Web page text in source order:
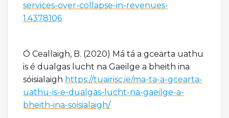
services-over-collapse-in-revenues-
1.4378106
Ó Ceallaigh, B. (2020) Má tá a gcearta uathu
is é dualgas lucht na Gaeilge a bheith ina
sóisialaigh https://tuairisc.ie/ma-ta-a-gcearta-
uathu-is-e-dualgas-lucht-na-gaeilge-a-
bheith-ina-soisialaigh/